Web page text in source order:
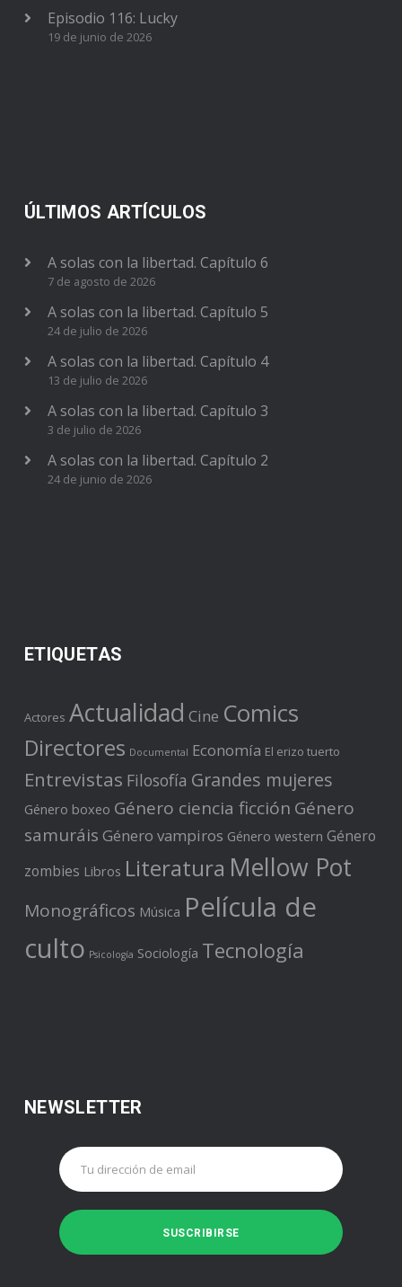
Episodio 116: Lucky
19 de junio de 2026
ÚLTIMOS ARTÍCULOS
A solas con la libertad. Capítulo 6
7 de agosto de 2026
A solas con la libertad. Capítulo 5
24 de julio de 2026
A solas con la libertad. Capítulo 4
13 de julio de 2026
A solas con la libertad. Capítulo 3
3 de julio de 2026
A solas con la libertad. Capítulo 2
24 de junio de 2026
ETIQUETAS
Actores Actualidad Cine Comics
Directores Documental Economía El erizo tuerto
Entrevistas Filosofía Grandes mujeres
Género boxeo Género ciencia ficción Género
samuráis Género vampiros Género western Género
zombies Libros Literatura Mellow Pot
Monográficos Música Película de
culto Psicología Sociología Tecnología
NEWSLETTER